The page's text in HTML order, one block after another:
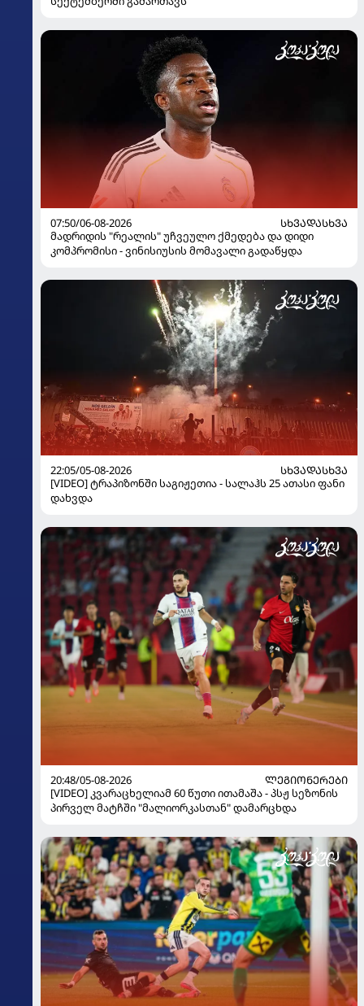
07:50/06-08-2026
ᲡᲮᲕᲐᲓᲐᲡᲮᲕᲐ
მადრიდის "რეალის" უჩვეულო ქმედება და დიდი
კომპრომისი - ვინისიუსის მომავალი გადაწყდა
22:05/05-08-2026
ᲡᲮᲕᲐᲓᲐᲡᲮᲕᲐ
[VIDEO] ტრაპიზონში საგიჟეთია - სალაჰს 25 ათასი ფანი
დახვდა
20:48/05-08-2026
ᲚᲔᲒᲘᲝᲜᲔᲠᲔᲑᲘ
[VIDEO] კვარაცხელიამ 60 წუთი ითამაშა - პსჟ სეზონის
პირველ მატჩში "მალიორკასთან" დამარცხდა